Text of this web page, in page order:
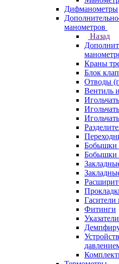
Дифманометры
манометров
Назад
Краны
Блок
Отводы
Вентиль
Бобышки
Бобышки
Гасители
Фитинги